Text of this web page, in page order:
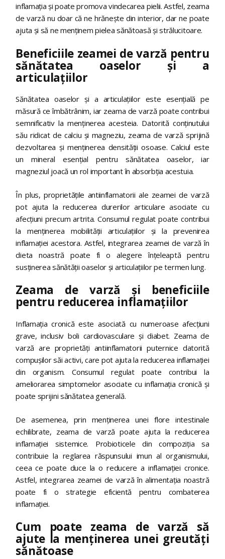
inflamația și poate promova vindecarea pielii. Astfel, zeama
de varză nu doar că ne hrănește din interior, dar ne poate
ajuta și să ne menținem pielea sănătoasă și strălucitoare.
Beneficiile zeamei de varză pentru
sănătatea oaselor și a
articulațiilor
Sănătatea oaselor și a articulațiilor este esențială pe
măsură ce îmbătrânim, iar zeama de varză poate contribui
semnificativ la menținerea acesteia. Datorită conținutului
său ridicat de calciu și magneziu, zeama de varză sprijină
dezvoltarea și menținerea densității osoase. Calciul este
un mineral esențial pentru sănătatea oaselor, iar
magneziul joacă un rol important în absorbția acestuia.
În plus, proprietățile antiinflamatorii ale zeamei de varză
pot ajuta la reducerea durerilor articulare asociate cu
afecțiuni precum artrita. Consumul regulat poate contribui
la menținerea mobilității articulațiilor și la prevenirea
inflamației acestora. Astfel, integrarea zeamei de varză în
dieta noastră poate fi o alegere înțeleaptă pentru
susținerea sănătății oaselor și articulațiilor pe termen lung.
Zeama de varză și beneficiile
pentru reducerea inflamațiilor
Inflamația cronică este asociată cu numeroase afecțiuni
grave, inclusiv boli cardiovasculare și diabet. Zeama de
varză are proprietăți antiinflamatorii puternice datorită
compușilor săi activi, care pot ajuta la reducerea inflamației
din organism. Consumul regulat poate contribui la
ameliorarea simptomelor asociate cu inflamația cronică și
poate sprijini sănătatea generală.
De asemenea, prin menținerea unei flore intestinale
echilibrate, zeama de varză poate ajuta la reducerea
inflamației sistemice. Probioticele din compoziția sa
contribuie la reglarea răspunsului imun al organismului,
ceea ce poate duce la o reducere a inflamației cronice.
Astfel, integrarea zeamei de varză în alimentația noastră
poate fi o strategie eficientă pentru combaterea
inflamației.
Cum poate zeama de varză să
ajute la menținerea unei greutăți
sănătoase